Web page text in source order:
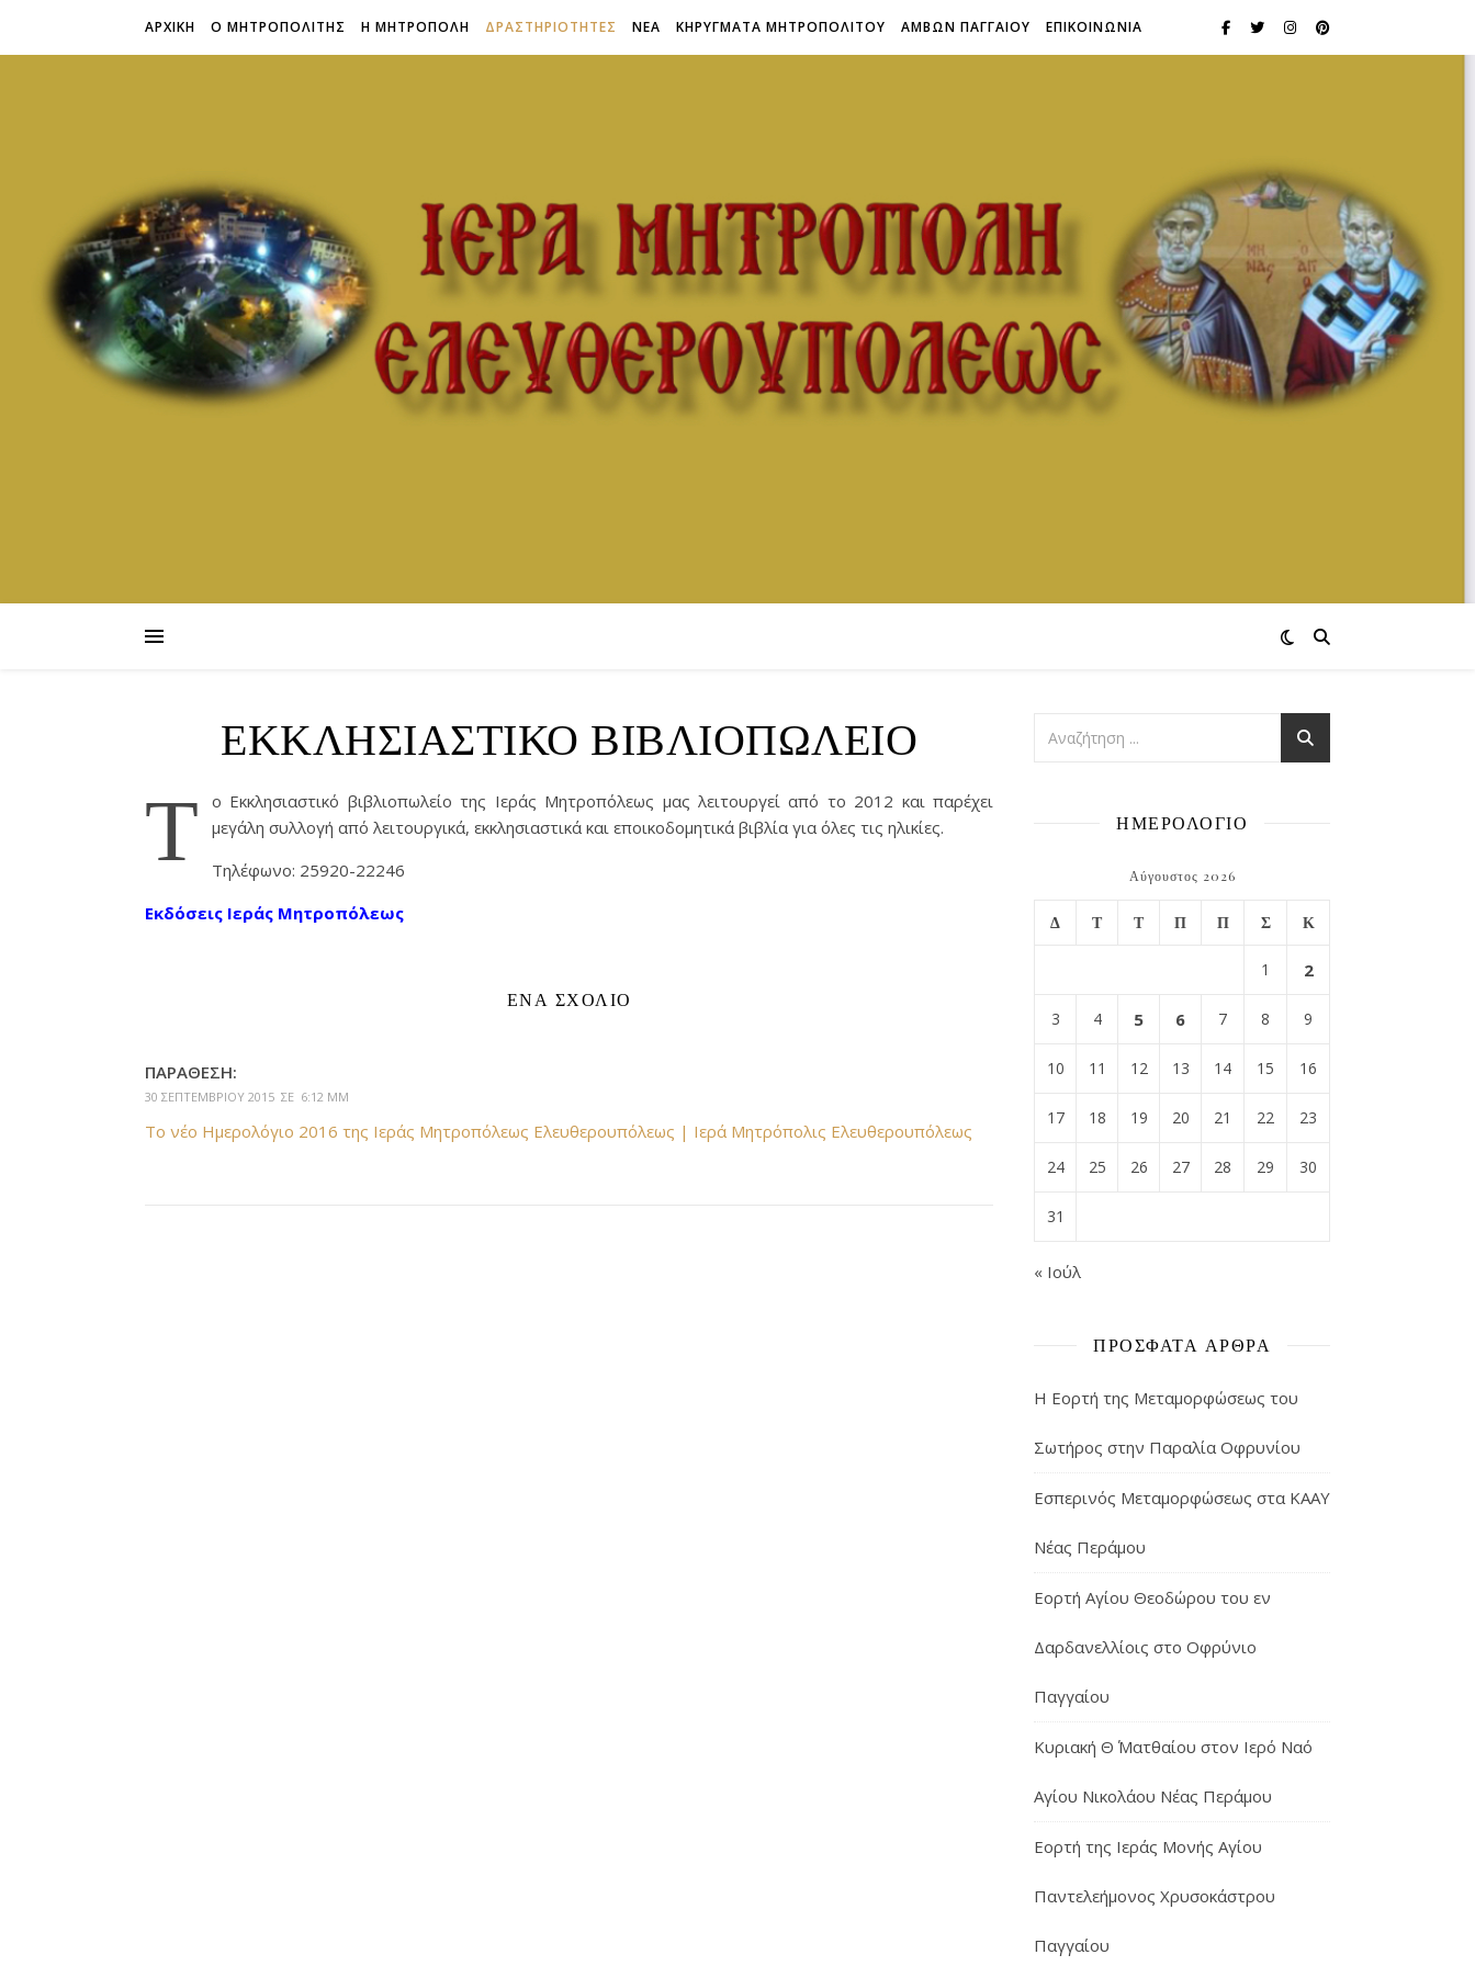
ΑΡΧΙΚΗ Ο ΜΗΤΡΟΠΟΛΙΤΗΣ Η ΜΗΤΡΟΠΟΛΗ ΔΡΑΣΤΗΡΙΟΤΗΤΕΣ ΝΕΑ ΚΗΡΥΓΜΑΤΑ ΜΗΤΡΟΠΟΛΙΤΟΥ ΑΜΒΩΝ ΠΑΓΓΑΙΟΥ ΕΠΙΚΟΙΝΩΝΙΑ
ΕΚΚΛΗΣΙΑΣΤΙΚΟ ΒΙΒΛΙΟΠΩΛΕΙΟ
Τ
ο Εκκλησιαστικό βιβλιοπωλείο της Ιεράς Μητροπόλεως μας λειτουργεί από το 2012 και παρέχει
μεγάλη συλλογή από λειτουργικά, εκκλησιαστικά και εποικοδομητικά βιβλία για όλες τις ηλικίες.
Τηλέφωνο: 25920-22246
Εκδόσεις Ιεράς Μητροπόλεως
ΈΝΑ ΣΧΌΛΙΟ
ΠΑΡΆΘΕΣΗ:
30 ΣΕΠΤΕΜΒΡΊΟΥ 2015 ΣΕ 6:12 ΜΜ
Το νέο Ημερολόγιο 2016 της Ιεράς Μητροπόλεως Ελευθερουπόλεως | Ιερά Μητρόπολις Ελευθερουπόλεως
ΗΜΕΡΟΛΟΓΙΟ
Αύγουστος 2026
Δ Τ Τ Π Π Σ Κ
1 2
3 4 5 6 7 8 9
10 11 12 13 14 15 16
17 18 19 20 21 22 23
24 25 26 27 28 29 30
31
« Ιούλ
ΠΡΌΣΦΑΤΑ ΆΡΘΡΑ
Η Εορτή της Μεταμορφώσεως του
Σωτήρος στην Παραλία Οφρυνίου
Εσπερινός Μεταμορφώσεως στα ΚΑΑΥ
Νέας Περάμου
Εορτή Αγίου Θεοδώρου του εν
Δαρδανελλίοις στο Οφρύνιο
Παγγαίου
Κυριακή Θ΄ Ματθαίου στον Ιερό Ναό
Αγίου Νικολάου Νέας Περάμου
Εορτή της Ιεράς Μονής Αγίου
Παντελεήμονος Χρυσοκάστρου
Παγγαίου